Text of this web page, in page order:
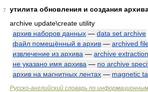
7
утилита обновления и создания
archive update\create utility
архив наборов данных — data set archive
файл помещённый в архив — archived
извлечение из архива — archive extraction
не указано имя архива — no archive
архив на магнитных лентах — magnetic
Русско-английский словарь по